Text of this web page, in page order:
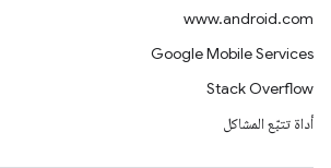
www.android.com
Google Mobile Services
Stack Overflow
أداة تتبّع المشاكل